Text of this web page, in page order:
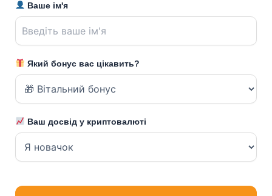
Ваше ім'я
Який бонус вас цікавить?
Ваш досвід у криптовалюті